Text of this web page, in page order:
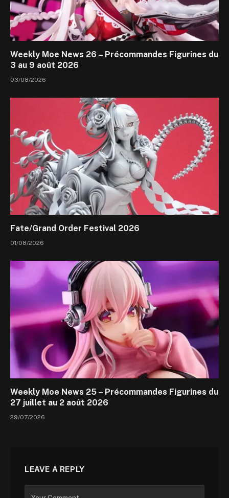
Weekly Moe News 26 – Précommandes Figurines du
3 au 9 août 2026
03/08/2026
Fate/Grand Order Festival 2026
01/08/2026
Weekly Moe News 25 – Précommandes Figurines du
27 juillet au 2 août 2026
29/07/2026
LEAVE A REPLY